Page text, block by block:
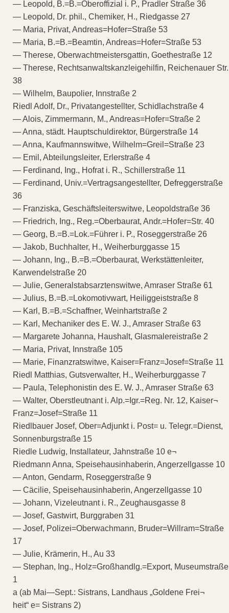
— Leopold, B.=B.=Oberoffizial i. P., Pradler Straße 36
— Leopold, Dr. phil., Chemiker, H., Riedgasse 27
— Maria, Privat, Andreas=Hofer=Straße 53
— Maria, B.=B.=Beamtin, Andreas=Hofer=Straße 53
— Therese, Oberwachtmeistersgattin, Goethestraße 12
— Therese, Rechtsanwaltskanzleigehilfin, Reichenauer Str.
38
— Wilhelm, Baupolier, Innstraße 2
Riedl Adolf, Dr., Privatangestellter, Schidlachstraße 4
— Alois, Zimmermann, M., Andreas=Hofer=Straße 2
— Anna, städt. Hauptschuldirektor, Bürgerstraße 14
— Anna, Kaufmannswitwe, Wilhelm=Greil=Straße 23
— Emil, Abteilungsleiter, Erlerstraße 4
— Ferdinand, Ing., Hofrat i. R., Schillerstraße 11
— Ferdinand, Univ.=Vertragsangestellter, Defreggerstraße
36
— Franziska, Geschäftsleiterswitwe, Leopoldstraße 36
— Friedrich, Ing., Reg.=Oberbaurat, Andr.=Hofer=Str. 40
— Georg, B.=B.=Lok.=Führer i. P., Roseggerstraße 26
— Jakob, Buchhalter, H., Weiherburggasse 15
— Johann, Ing., B.=B.=Oberbaurat, Werkstättenleiter,
Karwendelstraße 20
— Julie, Generalstabsarztenswitwe, Amraser Straße 61
— Julius, B.=B.=Lokomotivwart, Heiliggeiststraße 8
— Karl, B.=B.=Schaffner, Weinhartstraße 2
— Karl, Mechaniker des E. W. J., Amraser Straße 63
— Margarete Johanna, Haushalt, Glasmalereistraße 2
— Maria, Privat, Innstraße 105
— Marie, Finanzratswitwe, Kaiser=Franz=Josef=Straße 11
Riedl Matthias, Gutsverwalter, H., Weiherburggasse 7
— Paula, Telephonistin des E. W. J., Amraser Straße 63
— Walter, Oberstleutnant i. Alp.=Igr.=Reg. Nr. 12, Kaiser¬
Franz=Josef=Straße 11
Riedlbauer Josef, Ober=Adjunkt i. Post= u. Telegr.=Dienst,
Sonnenburgstraße 15
Riedle Ludwig, Installateur, Jahnstraße 10 e¬
Riedmann Anna, Speisehausinhaberin, Angerzellgasse 10
— Anton, Gendarm, Roseggerstraße 9
— Cäcilie, Speisehausinhaberin, Angerzellgasse 10
— Johann, Vizeleutnant i. R., Zeughausgasse 8
— Josef, Gastwirt, Burggraben 31
— Josef, Polizei=Oberwachmann, Bruder=Willram=Straße
17
— Julie, Krämerin, H., Au 33
— Stephan, Ing., Holz=Großhandlg.=Export, Museumstraße
1
a (ab Mai—Sept.: Sistrans, Landhaus „Goldene Frei¬
heit“ e= Sistrans 2)